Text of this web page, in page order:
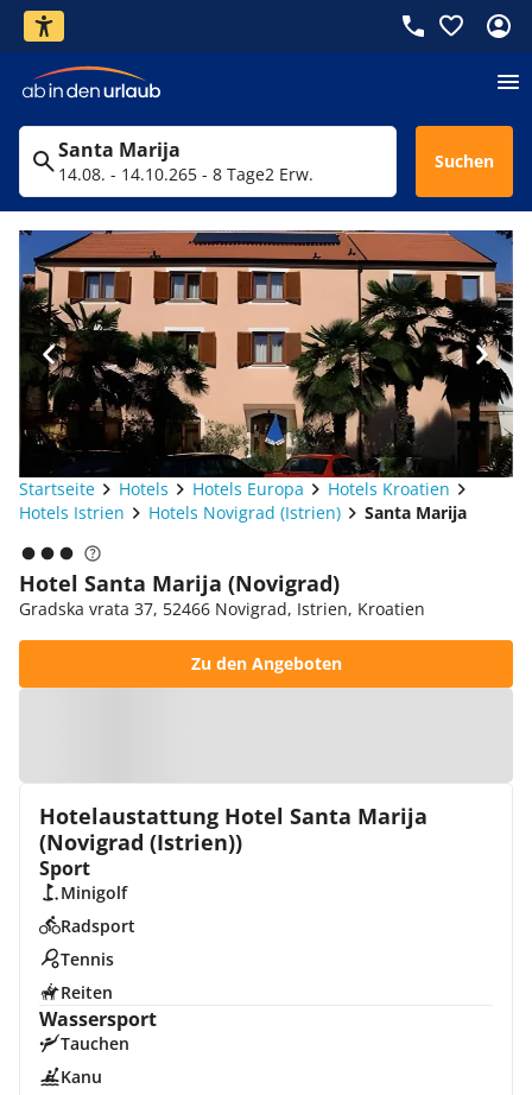
Santa Marija
14.08. - 14.10.265 - 8 Tage2 Erw.
Suchen
Startseite Hotels Hotels Europa
Hotels Kroatien
Hotels Istrien
Hotels Novigrad (Istrien) Santa Marija
Hotel Santa Marija (Novigrad)
Gradska vrata 37, 52466 Novigrad, Istrien, Kroatien
Zu den Angeboten
Hotelaustattung Hotel Santa Marija
(Novigrad (Istrien))
Sport
Minigolf
Radsport
Tennis
Reiten
Wassersport
Tauchen
Kanu